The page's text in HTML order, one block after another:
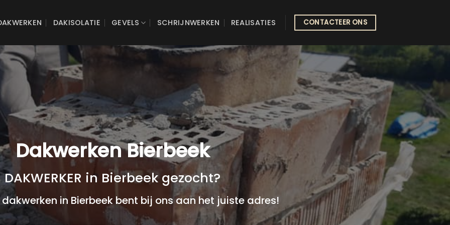
DAKISOLATIE GEVELS SCHRIJNWERKEN REALISATIES CONTACTEER ONS
Dakwerken Bierbeek
DAKWERKER in Bierbeek gezocht?
in Bierbeek bent bij ons aan het juiste adres!